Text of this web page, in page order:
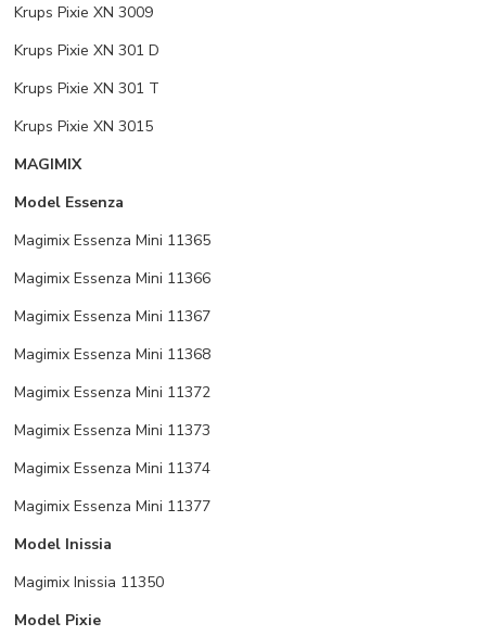
Krups Pixie XN 3009
Krups Pixie XN 301 D
Krups Pixie XN 301 T
Krups Pixie XN 3015
MAGIMIX
Model Essenza
Magimix Essenza Mini 11365
Magimix Essenza Mini 11366
Magimix Essenza Mini 11367
Magimix Essenza Mini 11368
Magimix Essenza Mini 11372
Magimix Essenza Mini 11373
Magimix Essenza Mini 11374
Magimix Essenza Mini 11377
Model Inissia
Magimix Inissia 11350
Model Pixie